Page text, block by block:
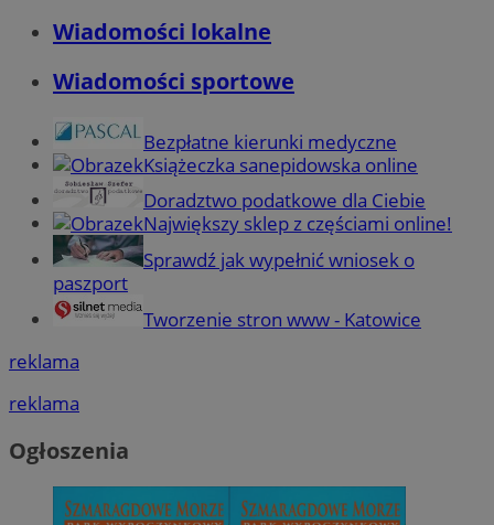
Wiadomości lokalne
Wiadomości sportowe
Bezpłatne kierunki medyczne
Książeczka sanepidowska online
Doradztwo podatkowe dla Ciebie
Największy sklep z częściami online!
Sprawdź jak wypełnić wniosek o
paszport
Tworzenie stron www - Katowice
reklama
reklama
Ogłoszenia